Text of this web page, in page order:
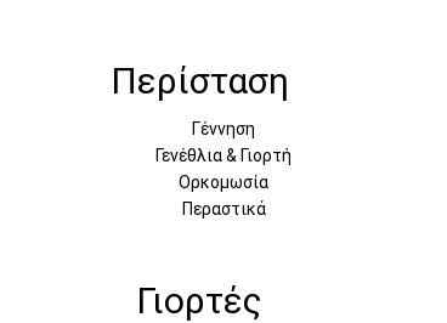
Περίσταση
Γέννηση
Γενέθλια & Γιορτή
Ορκομωσία
Περαστικά
Γιορτές